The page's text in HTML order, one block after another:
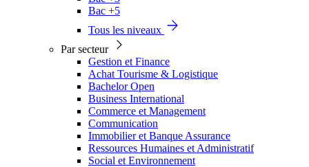
Bac +5
Tous les niveaux
Par secteur
Gestion et Finance
Achat Tourisme & Logistique
Bachelor Open
Business International
Commerce et Management
Communication
Immobilier et Banque Assurance
Ressources Humaines et Administratif
Social et Environnement